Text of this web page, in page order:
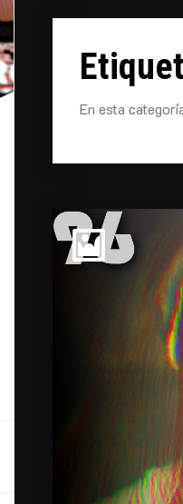
En esta